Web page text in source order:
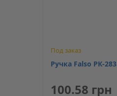
Под заказ
Ручка Falso РК-283
100.58 грн